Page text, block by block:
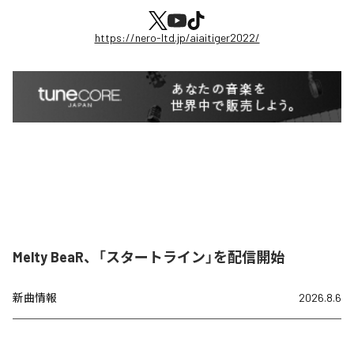
https://nero-ltd.jp/aiaitiger2022/
Melty BeaR、「スタートライン」を配信開始
新曲情報 2026.8.6